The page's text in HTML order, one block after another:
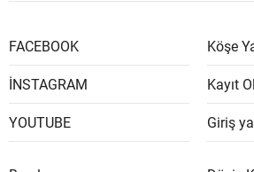
FACEBOOK
İNSTAGRAM
YOUTUBE
Köşe
Kayıt Ol
Giriş